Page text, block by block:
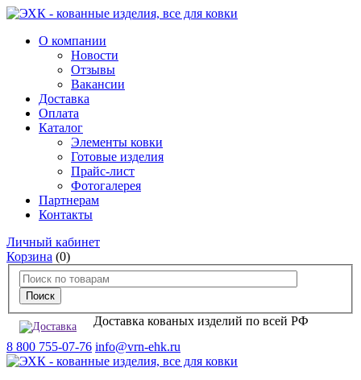
О компании
Новости
Отзывы
Вакансии
Доставка
Оплата
Каталог
Элементы ковки
Готовые изделия
Прайс-лист
Фотогалерея
Партнерам
Контакты
Личный кабинет
Корзина (0)
Доставка кованых изделий по всей РФ
8 800 755-07-76 info@vrn-ehk.ru